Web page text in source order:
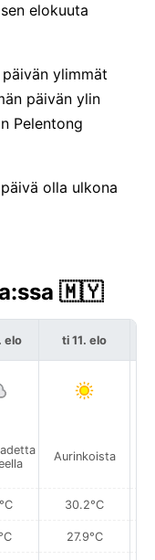
elokuuta
ylimmät
päivän ylin
Pelentong
olla ulkona
🇲🇾
elo ti 11. elo
Aurinkoista
30.2°C
27.9°C